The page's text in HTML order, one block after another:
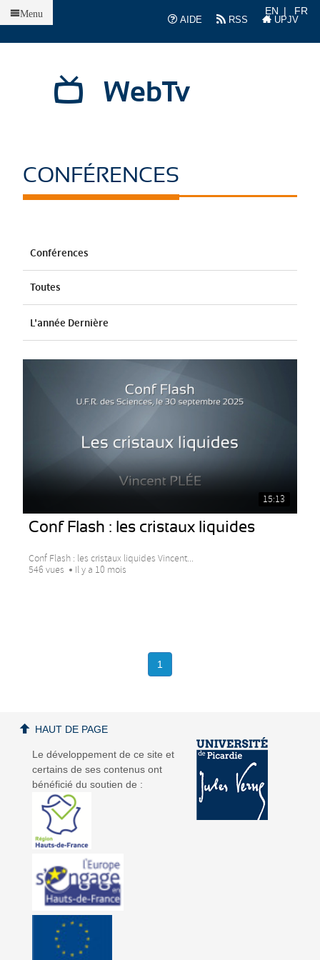
AIDE
RSS UPJV
EN FR
WebTv
Menu
CONFÉRENCES
Conférences
Toutes
L'année Dernière
15:13
Conf Flash : les cristaux liquides
Conf Flash : les cristaux liquides Vincent...
546 vues
Il y a 10 mois
1
Le développement de ce site et
certains de ses contenus ont
bénéficié du soutien de :
HAUT DE PAGE